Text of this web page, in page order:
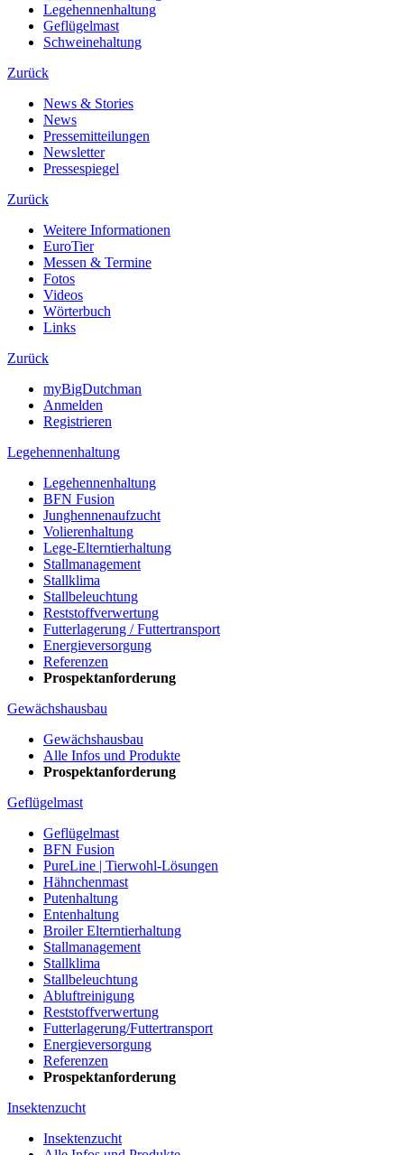
Legehennenhaltung
Geflügelmast
Schweinehaltung
Zurück
News & Stories
News
Pressemitteilungen
Newsletter
Pressespiegel
Zurück
Weitere Informationen
EuroTier
Messen & Termine
Fotos
Videos
Wörterbuch
Links
Zurück
myBigDutchman
Anmelden
Registrieren
Legehennenhaltung
Legehennenhaltung
BFN Fusion
Junghennenaufzucht
Volierenhaltung
Lege-Elterntierhaltung
Stallmanagement
Stallklima
Stallbeleuchtung
Reststoffverwertung
Futterlagerung / Futtertransport
Energieversorgung
Referenzen
Prospektanforderung
Gewächshausbau
Gewächshausbau
Alle Infos und Produkte
Prospektanforderung
Geflügelmast
Geflügelmast
BFN Fusion
PureLine | Tierwohl-Lösungen
Hähnchenmast
Putenhaltung
Entenhaltung
Broiler Elterntierhaltung
Stallmanagement
Stallklima
Stallbeleuchtung
Abluftreinigung
Reststoffverwertung
Futterlagerung/Futtertransport
Energieversorgung
Referenzen
Prospektanforderung
Insektenzucht
Insektenzucht